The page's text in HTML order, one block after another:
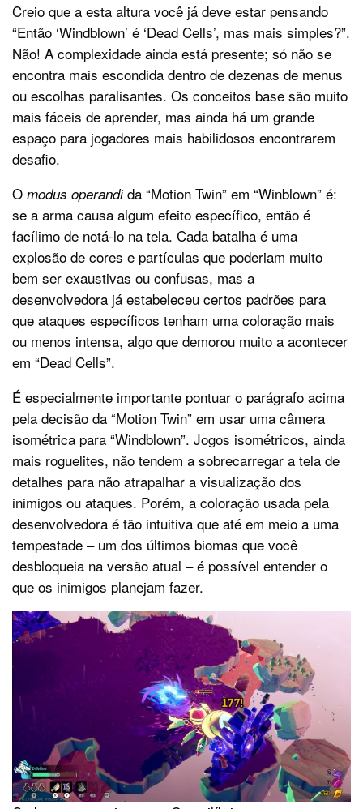
Creio que a esta altura você já deve estar pensando
“Então ‘Windblown’ é ‘Dead Cells’, mas mais simples?”.
Não! A complexidade ainda está presente; só não se
encontra mais escondida dentro de dezenas de menus
ou escolhas paralisantes. Os conceitos base são muito
mais fáceis de aprender, mas ainda há um grande
espaço para jogadores mais habilidosos encontrarem
desafio.
O modus operandida “Motion Twin” em “Winblown” é:
se a arma causa algum efeito específico, então é
facílimo de notá-lo na tela. Cada batalha é uma
explosão de cores e partículas que poderiam muito
bem ser exaustivas ou confusas, mas a
desenvolvedora já estabeleceu certos padrões para
que ataques específicos tenham uma coloração mais
ou menos intensa, algo que demorou muito a acontecer
em “Dead Cells”.
É especialmente importante pontuar o parágrafo acima
pela decisão da “Motion Twin” em usar uma câmera
isométrica para “Windblown”. Jogos isométricos, ainda
mais roguelites, não tendem a sobrecarregar a tela de
detalhes para não atrapalhar a visualização dos
inimigos ou ataques. Porém, a coloração usada pela
desenvolvedora é tão intuitiva que até em meio a uma
tempestade – um dos últimos biomas que você
desbloqueia na versão atual – é possível entender o
que os inimigos planejam fazer.